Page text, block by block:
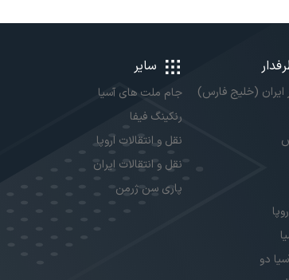
ایران (خلیج فارس)
دو
سایر
جام ملت های آسیا
رنکینگ فیفا
نقل و انتقالات اروپا
نقل و انتقالات ایران
پاری سن ژرمن